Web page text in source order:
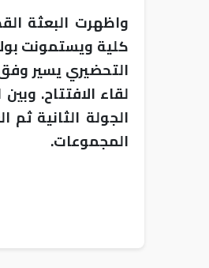
واظهرت البعثة
كلية ويستمونت
التحضيري يسير
لقاء الافتتاح.
الجولة الثانية
المجموعات.